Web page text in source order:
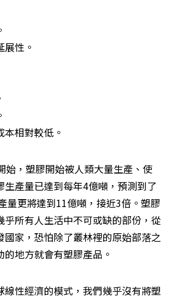
性。
相對較低。
始，塑膠開始被人類大量生產、使
生產量已達到每年4億噸，預測到了
量更將達到11億噸，接近3倍。塑膠
乎所有人生活中不可或缺的部份，從
國家，恐怕除了叢林裡的原始部落之
地方就會有塑膠產品。
線性經濟的模式，我們幾乎沒有將塑